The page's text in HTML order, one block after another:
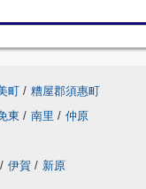
町 / 糟屋郡須惠町
東 / 南里 / 仲原
/ 伊賀 / 新原